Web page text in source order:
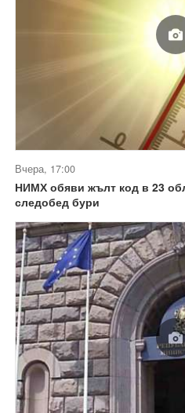
Вчера, 17:00
НИМХ обяви жълт код в 23
следобед бури